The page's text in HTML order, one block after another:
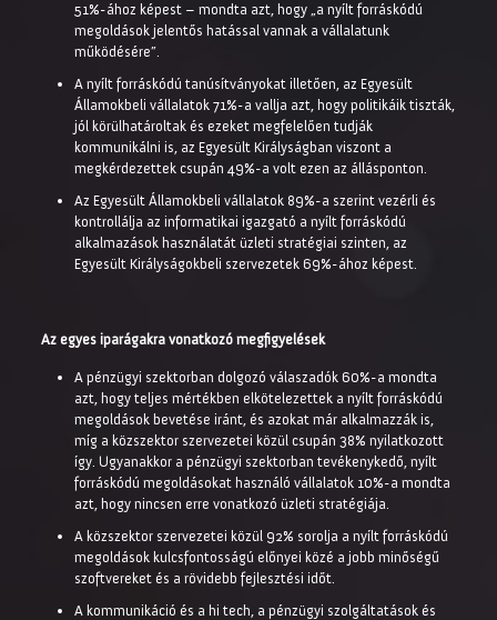
51%-ához képest – mondta azt, hogy „a nyílt forráskódú
megoldások jelentős hatással vannak a vállalatunk
működésére”.
A nyílt forráskódú tanúsítványokat illetően, az Egyesült
Államokbeli vállalatok 71%-a vallja azt, hogy politikáik tiszták,
jól körülhatároltak és ezeket megfelelően tudják
kommunikálni is, az Egyesült Királyságban viszont a
megkérdezettek csupán 49%-a volt ezen az állásponton.
Az Egyesült Államokbeli vállalatok 89%-a szerint vezérli és
kontrollálja az informatikai igazgató a nyílt forráskódú
alkalmazások használatát üzleti stratégiai szinten, az
Egyesült Királyságokbeli szervezetek 69%-ához képest.
Az egyes iparágakra vonatkozó megfigyelések
A pénzügyi szektorban dolgozó válaszadók 60%-a mondta
azt, hogy teljes mértékben elkötelezettek a nyílt forráskódú
megoldások bevetése iránt, és azokat már alkalmazzák is,
míg a közszektor szervezetei közül csupán 38% nyilatkozott
így. Ugyanakkor a pénzügyi szektorban tevékenykedő, nyílt
forráskódú megoldásokat használó vállalatok 10%-a mondta
azt, hogy nincsen erre vonatkozó üzleti stratégiája.
A közszektor szervezetei közül 92% sorolja a nyílt forráskódú
megoldások kulcsfontosságú előnyei közé a jobb minőségű
szoftvereket és a rövidebb fejlesztési időt.
A kommunikáció és a hi tech, a pénzügyi szolgáltatások és